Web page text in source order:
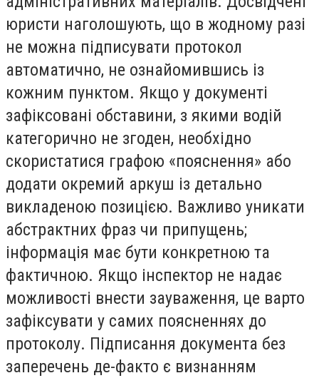
юристи наголошують, що в жодному разі
не можна підписувати протокол
автоматично, не ознайомившись із
кожним пунктом. Якщо у документі
зафіксовані обставини, з якими водій
категорично не згоден, необхідно
скористатися графою «пояснення» або
додати окремий аркуш із детально
викладеною позицією. Важливо уникати
абстрактних фраз чи припущень;
інформація має бути конкретною та
фактичною. Якщо інспектор не надає
можливості внести зауваження, це варто
зафіксувати у самих поясненнях до
протоколу. Підписання документа без
заперечень де-факто є визнанням